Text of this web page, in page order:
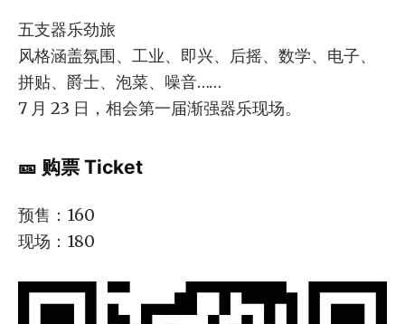
五支器乐劲旅
风格涵盖氛围、工业、即兴、后摇、数学、电子、
拼贴、爵士、泡菜、噪音……
7 月 23 日，相会第一届渐强器乐现场。
🎫 购票 Ticket
预售：160
现场：180